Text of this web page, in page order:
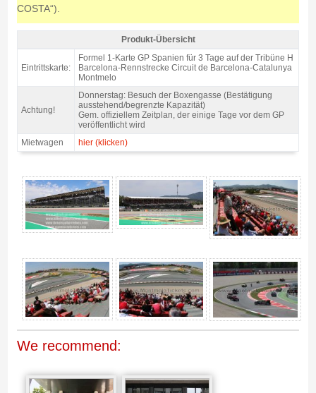
COSTA“).
Formel 1 Karte Tribüne H, GP Barcelona 2026 - Produkt-Übersicht
Produkt-Übersicht
Eintrittskarte:
Formel 1-Karte GP Spanien für 3 Tage auf der Tribüne H
Barcelona-Rennstrecke Circuit de Barcelona-Catalunya
Montmelo
Achtung!
Donnerstag: Besuch der Boxengasse (Bestätigung
ausstehend/begrenzte Kapazität)
Gem. offiziellem Zeitplan, der einige Tage vor dem GP
veröffentlicht wird
Mietwagen
hier (klicken)
We recommend: